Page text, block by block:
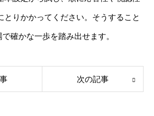
とりかかってください。そうすること
確かな一歩を踏み出せます。
次の記事